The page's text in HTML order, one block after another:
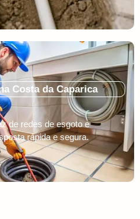
Costa da Caparica
de redes de esgoto e
rápida e segura.